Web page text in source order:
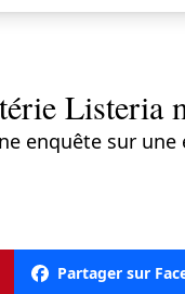
Listeria
enquête sur
Partager sur